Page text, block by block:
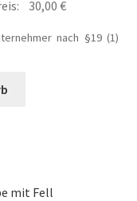
30,00€Aktueller
ist:
nach §19 (1)
mit Fell